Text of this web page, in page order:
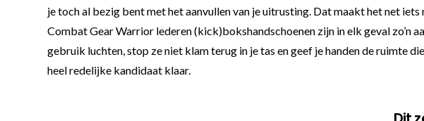
je toch al bezig bent met het aanvullen van je uitrusting. Dat maakt het net
Combat Gear Warrior lederen (kick)bokshandschoenen zijn in elk geval zo’n
gebruik luchten, stop ze niet klam terug in je tas en geef je handen de ruimte
heel redelijke kandidaat klaar.